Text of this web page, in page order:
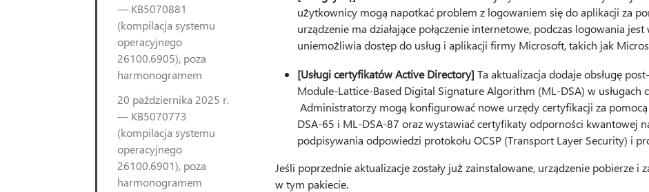
— KB5070881
(kompilacja systemu
operacyjnego
26100.6905), poza
harmonogramem
20 października 2025 r.
— KB5070773
(kompilacja systemu
operacyjnego
26100.6901), poza
harmonogramem
użytkownicy mogą napotkać problem z logowaniem się do aplikacji za
urządzenie ma działające połączenie internetowe, podczas logowania
uniemożliwia dostęp do usług i aplikacji firmy Microsoft, takich jak
[Usługi certyfikatów Active Directory] Ta aktualizacja dodaje obsługę
Module-Lattice-Based Digital Signature Algorithm (ML-DSA) w usługach
Administratorzy mogą konfigurować nowe urzędy certyfikacji za
DSA-65 i ML-DSA-87 oraz wystawiać certyfikaty odporności kwantowej
podpisywania odpowiedzi protokołu OCSP (Transport Layer Security) i
Jeśli poprzednie aktualizacje zostały już zainstalowane, urządzenie pobierze
w tym pakiecie.